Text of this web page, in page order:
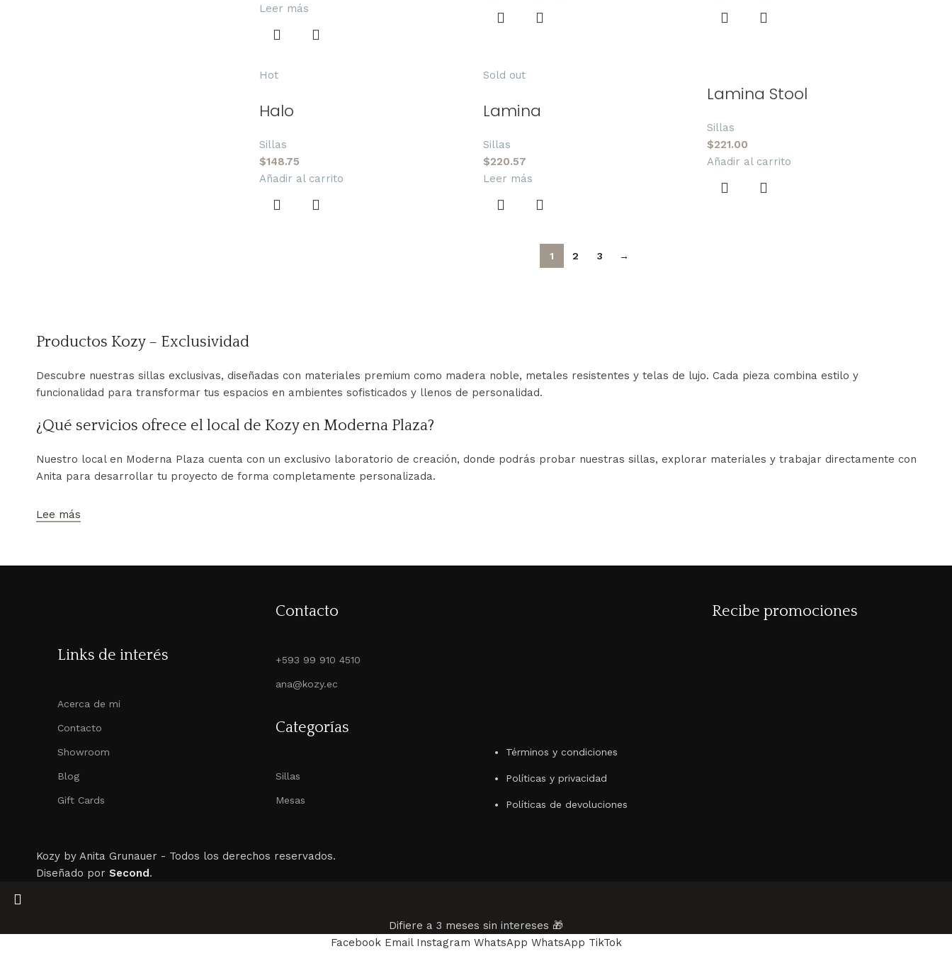
Leer más
Hot
Halo
Sillas
$148.75
Añadir al carrito
Sold out
Lamina
Sillas
$220.57
Leer más
Lamina Stool
Sillas
$221.00
Añadir al carrito
1 2 3 →
Productos Kozy – Exclusividad
Descubre nuestras sillas exclusivas, diseñadas con materiales premium como madera noble, metales resistentes y telas de lujo. Cada pieza combina estilo y
funcionalidad para transformar tus espacios en ambientes sofisticados y llenos de personalidad.
¿Qué servicios ofrece el local de Kozy en Moderna Plaza?
Nuestro local en Moderna Plaza cuenta con un exclusivo laboratorio de creación, donde podrás probar nuestras sillas, explorar materiales y trabajar directamente con
Anita para desarrollar tu proyecto de forma completamente personalizada.
Lee más
Links de interés
Acerca de mi
Contacto
Showroom
Blog
Gift Cards
Contacto
+593 99 910 4510
ana@kozy.ec
Categorías
Sillas
Mesas
Términos y condiciones
Políticas y privacidad
Políticas de devoluciones
Recibe promociones
Kozy by Anita Grunauer - Todos los derechos reservados.
Diseñado por Second.
Difiere a 3 meses sin intereses 🎁
Facebook Email Instagram WhatsApp WhatsApp TikTok